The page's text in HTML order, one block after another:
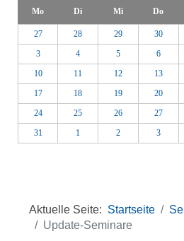
Mo Di Mi Do
27 28 29 30
3
4 5 6
10
11 12 13
17
18 19 20
24
25 26 27
31
1 2 3
Aktuelle Seite: Startseite
Update-Seminare